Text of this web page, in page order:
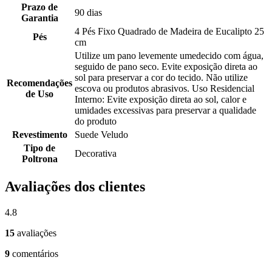
Prazo de
Garantia
90 dias
Pés
4 Pés Fixo Quadrado de Madeira de Eucalipto 25
cm
Recomendações
de Uso
Utilize um pano levemente umedecido com água,
seguido de pano seco. Evite exposição direta ao
sol para preservar a cor do tecido. Não utilize
escova ou produtos abrasivos. Uso Residencial
Interno: Evite exposição direta ao sol, calor e
umidades excessivas para preservar a qualidade
do produto
Revestimento
Suede Veludo
Tipo de
Poltrona
Decorativa
Avaliações dos clientes
4.8
15 avaliações
9 comentários